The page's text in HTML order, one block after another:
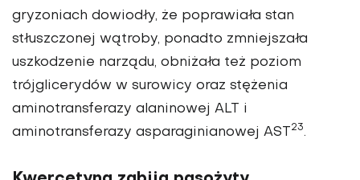
gryzoniach dowiodły, że popra­wiała stan
stłuszczonej wątroby, ponadto zmniejszała
uszkodzenie narządu, obniżała też poziom
trójglicerydów w surowicy oraz stężenia
aminotransferazy alaninowej ALT i
aminotransferazy asparaginianowej AST
23.